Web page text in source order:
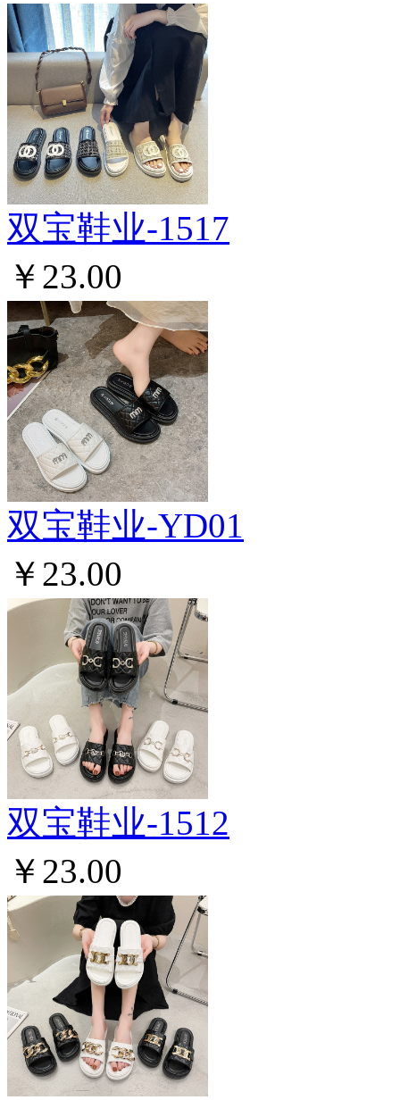
双宝鞋业-1517
￥23.00
双宝鞋业-YD01
￥23.00
双宝鞋业-1512
￥23.00